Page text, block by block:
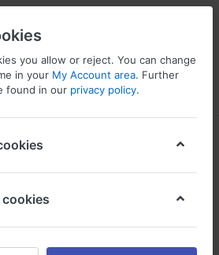
Compare Wishlist
valtrex
ordonnance
you allow or reject. You can change
in your My Account area. Further
found in our privacy policy.